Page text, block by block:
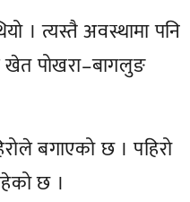
। त्यस्तै अवस्थामा पनि
खेत पोखरा–बागलुङ
बगाएको छ । पहिरो
छ ।